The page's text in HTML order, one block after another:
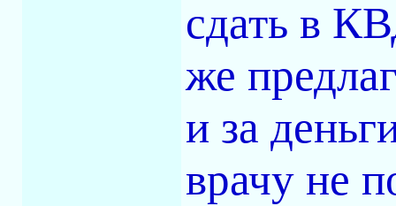
сдать в
же
и за
врачу не